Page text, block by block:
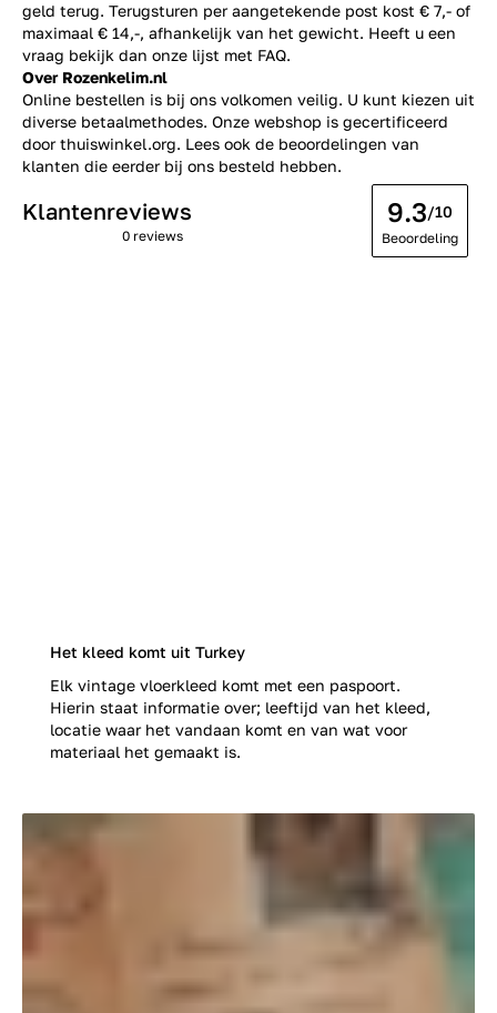
geld terug. Terugsturen per aangetekende post kost € 7,- of
maximaal € 14,-, afhankelijk van het gewicht. Heeft u een
vraag bekijk dan onze lijst met FAQ.
Over Rozenkelim.nl
Online bestellen is bij ons volkomen veilig. U kunt kiezen uit
diverse betaalmethodes. Onze webshop is gecertificeerd
door thuiswinkel.org. Lees ook de beoordelingen van
klanten die eerder bij ons besteld hebben.
Het kleed komt uit Turkey
Elk vintage vloerkleed komt met een paspoort.
Hierin staat informatie over; leeftijd van het kleed,
locatie waar het vandaan komt en van wat voor
materiaal het gemaakt is.
Klantenreviews
0 reviews
9.3/10
Beoordeling